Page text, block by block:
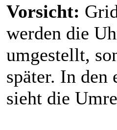
Vorsicht:
werden die
umgestellt,
später. In den
sieht die